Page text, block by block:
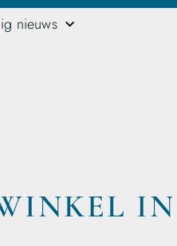
nieuws
IN